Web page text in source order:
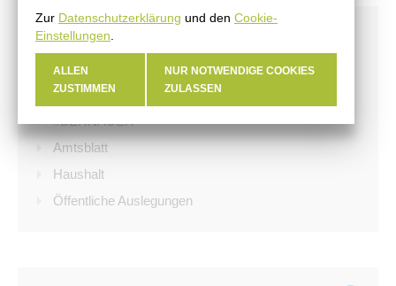
Aktuelles
Stadtnachrichten
Veranstaltungen
#BERNAUER
Amtsblatt
Haushalt
Öffentliche Auslegungen
Zur Datenschutzerklärung und den Cookie-
Einstellungen
ALLEN
ZUSTIMMEN
NUR NOTWENDIGE COOKIES
ZULASSEN